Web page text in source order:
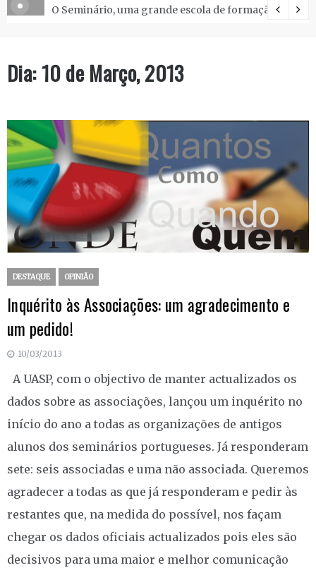
O Seminário, uma grande escola de formação.
Dia:10 de Março, 2013
DESTAQUE OPINIÃO
Inquérito às Associações: um agradecimento e
um pedido!
10/03/2013
A UASP, com o objectivo de manter actualizados os
dados sobre as associações, lançou um inquérito no
início do ano a todas as organizações de antigos
alunos dos seminários portugueses. Já responderam
sete: seis associadas e uma não associada. Queremos
agradecer a todas as que já responderam e pedir às
restantes que, na medida do possível, nos façam
chegar os dados oficiais actualizados pois eles são
decisivos para uma maior e melhor comunicação